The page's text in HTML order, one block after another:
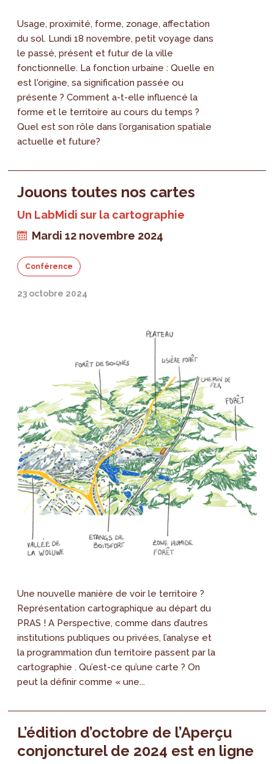
Usage, proximité, forme, zonage, affectation
du sol. Lundi 18 novembre, petit voyage dans
le passé, présent et futur de la ville
fonctionnelle. La fonction urbaine : Quelle en
est l'origine, sa signification passée ou
présente ? Comment a-t-elle influencé la
forme et le territoire au cours du temps ?
Quel est son rôle dans l’organisation spatiale
actuelle et future?
Jouons toutes nos cartes
Un LabMidi sur la cartographie
Mardi 12 novembre 2024
Conférence
23 octobre 2024
Une nouvelle manière de voir le territoire ?
Représentation cartographique au départ du
PRAS ! A Perspective, comme dans d’autres
institutions publiques ou privées, l’analyse et
la programmation d’un territoire passent par la
cartographie . Qu’est-ce qu’une carte ? On
peut la définir comme « une...
L’édition d’octobre de l’Aperçu
conjoncturel de 2024 est en ligne